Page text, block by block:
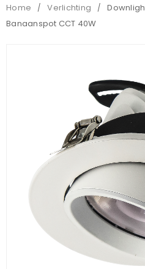
Home / Verlichting /
Banaanspot CCT 40W